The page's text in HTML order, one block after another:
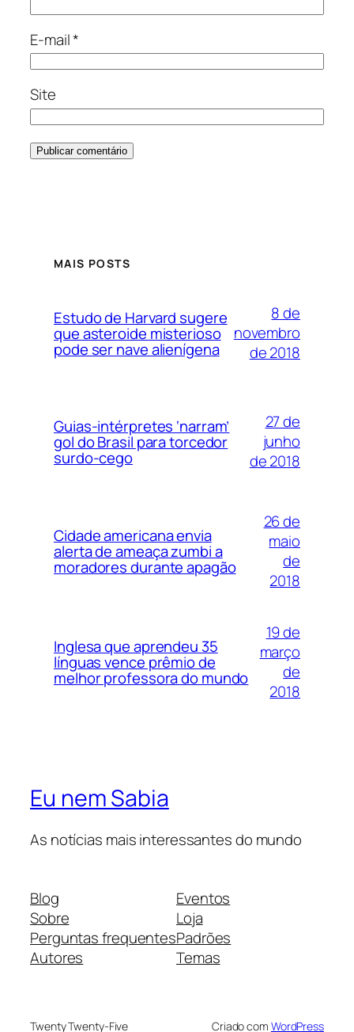
E-mail*
Site
MAIS POSTS
Estudo de Harvard sugere
que asteroide misterioso
pode ser nave alienígena
8 de
novembro
de 2018
Guias-intérpretes ‘narram’
gol do Brasil para torcedor
surdo-cego
27 de
junho
de 2018
Cidade americana envia
alerta de ameaça zumbi a
moradores durante apagão
26 de
maio
de
2018
Inglesa que aprendeu 35
línguas vence prêmio de
melhor professora do mundo
19 de
março
de
2018
Eu nem Sabia
As notícias mais interessantes do mundo
Blog
Sobre
Perguntas frequentes
Autores
Eventos
Loja
Padrões
Temas
Twenty Twenty-Five Criado com WordPress